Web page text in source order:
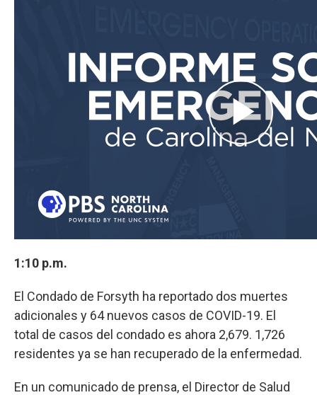
1:10 p.m.
El Condado de Forsyth ha reportado dos muertes
adicionales y 64 nuevos casos de COVID-19. El
total de casos del condado es ahora 2,679. 1,726
residentes ya se han recuperado de la enfermedad.
En un comunicado de prensa, el Director de Salud